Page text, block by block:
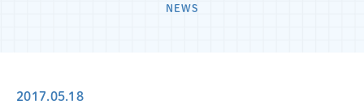
メディア掲載
NEWS
2017.05.18